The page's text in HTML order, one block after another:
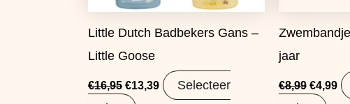
Little Dutch Badbekers Gans –
Little Goose
€16,95 €13,39
Selecteer
jaar
€8,99 €4,99